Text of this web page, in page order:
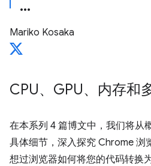
Mariko Kosaka
CPU、GPU、内存和
在本系列 4 篇博文中，我们将从
具体细节，深入探究 Chrome 浏
想过浏览器如何将您的代码转换